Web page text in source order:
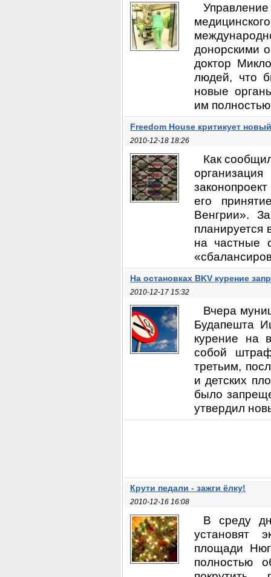
донорскими
доктор
людей, что
новые
им
Freedom House критикует
2010-12-18 18:26
Как
его
Венгрии».
планируется
на частные
На остановках BKV курение
2010-12-17 15:32
Вчера
Будапешта
курение на
собой
третьим,
и детских
было
утвердил
Крути педали - зажги ёлку!
2010-12-16 16:08
В среду
установят
площади
полностью